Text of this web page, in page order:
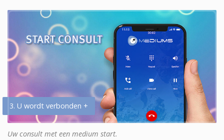
3. U wordt verbonden +
Uw consult met een medium start.